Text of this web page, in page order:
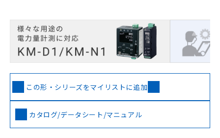
この形・シリーズをマイリストに追加
カタログ/データシート/マニュアル